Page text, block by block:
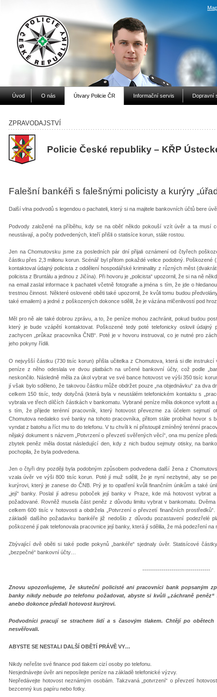
Úvod O nás Útvary Policie ČR Informační servis Dopravní
ZPRAVODAJSTVÍ
Policie České republiky – KŘP
Falešní bankéři s falešnými policisty a kurýry
Další vlna podvodů s legendou o pachateli, který si na majitele bankovních účtů bere
Podvody založené na příběhu, kdy se na oběť někdo pokouší vzít úvěr a ta musí
neustávají, a počty podvedených, kteří přišli o statisíce korun, stále rostou.
Jen na Chomutovsku jsme za posledních pár dní přijali oznámení od čtyřech
částku přes 2,3 milionu korun. Scénář byl přitom pokaždé velice podobný.
kontaktoval údajný policista z oddělení hospodářské kriminality z různých měst
policista z Bruntálu a jednou z Jičína). Při hovoru je „policista“ upozornil, že si na ně
na email zaslal informace k pachateli včetně fotografie a jména s tím, že jde o
trestnou činnost. Některé oslovené oběti také upozornil, že kvůli tomu budou
také emailem) a jedné z poškozených dokonce sdělil, že je vázána mlčenlivostí pod
Měl pro ně ale také dobrou zprávu, a to, že peníze mohou zachránit, pokud budou
který je bude vzápětí kontaktovat. Poškozené tedy poté telefonicky oslovil
zachycen „průkaz pracovníka ČNB“. Poté je v hovoru instruoval, co je nutné pro
jeho pokyny řídili.
O nejvyšší částku (730 tisíc korun) přišla učitelka z Chomutova, která si dle
peníze z něho odeslala ve dvou platbách na určené bankovní účty, což podle
neskončilo. Následně měla za úkol vybrat ve své bance hotovost ve výši 350 tisíc
jí však bylo sděleno, že takovou částku může obdržet pouze „na objednávku“ za dva
celkem 150 tisíc, tedy dotyčná (která byla v neustálém telefonickém kontaktu s
vybrala ve třech dílčích částkách v bankomatu. Vybrané peníze měla dokonce vyfotit a
s tím, že přijede terénní pracovník, který hotovost převezme za účelem sejmutí
Chomutova nedaleko své banky na tohoto pracovníka, přitom stále probíhal hovor s
vyndat z batohu a říct mu to do telefonu. V tu chvíli k ní přistoupil zmíněný terénní
nějaký dokument s názvem „Potvrzení o převzetí svěřených věcí“, ona mu peníze
zbytek peněz měla dostat následující den, kdy z nich budou sejmuty otisky, na
pochopila, že byla podvedena.
Jen o čtyři dny později byla podobným způsobem podvedena další žena z
vzala úvěr ve výši 800 tisíc korun. Poté jí muž sdělil, že je nyní nezbytné, aby se
kurýrovi, který je zanese do ČNB. Prý je to opatření kvůli finančním únikům a také
„její“ banky. Poslal jí adresu poboček její banky v Praze, kde má hotovost vybrat
požadované. Rovněž musela část peněz z důvodu limitu vybrat v bankomatu.
celkem 600 tisíc v hotovosti a obdržela „Potvrzení o převzetí finančních
základě dalšího požadavku bankéře již nedošlo z důvodu pozastavení podezřelé
poškozené jí pak telefonovala pracovnice její banky, která jí sdělila, že má podezření
Zbývající dvě oběti si také podle pokynů „bankéře“ sjednaly úvěr. Statisícové
„bezpečné“ bankovní účty…
-----------------------------------
Znovu upozorňujeme, že skuteční policisté ani pracovníci bank popsaným
banky nikdy nebude po telefonu požadovat, abyste si kvůli „záchraně
anebo dokonce předali hotovost kurýrovi.
Podvodníci pracují se strachem lidí a s časovým tlakem. Chtějí po
nesvěřovali.
ABYSTE SE NESTALI DALŠÍ OBĚTÍ PRÁVĚ VY…
Nikdy neřešte své finance pod tlakem cizí osoby po telefonu.
Nesjednávejte úvěr ani neposílejte peníze na základě telefonické výzvy.
Nepředávejte hotovost neznámým osobám. Takzvaná „potvrzení“ o převzetí
bezcenný kus papíru nebo fotky.